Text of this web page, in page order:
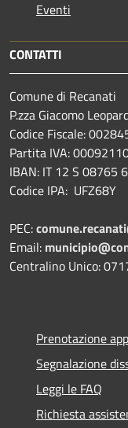
Eventi
CONTATTI
Comune di Recanati
P.zza Giacomo
Codice Fiscale:
Partita IVA:
IBAN: IT 12 S 08765
Codice IPA: UFZ68Y
PEC:
Email:
Centralino Unico:
Prenotazione
Segnalazione
Leggi le FAQ
Richiesta